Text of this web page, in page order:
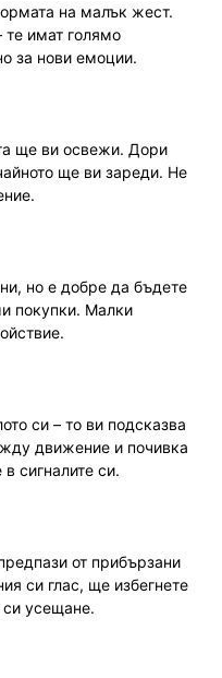
на малък жест.
те имат голямо
за нови емоции.
ще ви освежи. Дори
ще ви зареди. Не
но е добре да бъдете
покупки. Малки
си – то ви подсказва
движение и почивка
сигналите си.
от прибързани
си глас, ще избегнете
усещане.